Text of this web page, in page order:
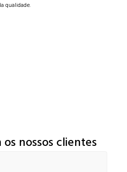
qualidade.
nossos clientes